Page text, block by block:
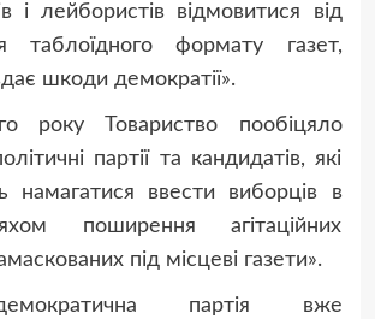
і лейбористів відмовитися від
таблоїдного формату газет,
шкоди демократії».
року Товариство пообіцяло
партії та кандидатів, які
намагатися ввести виборців в
поширення агітаційних
під місцеві газети».
демократична партія вже